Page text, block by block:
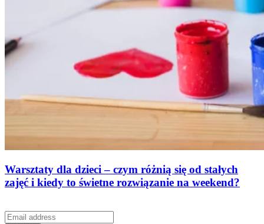
Warsztaty dla dzieci – czym różnią się od stałych
zajęć i kiedy to świetne rozwiązanie na weekend?